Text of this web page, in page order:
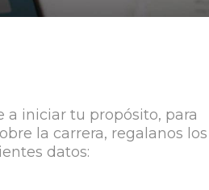
a iniciar tu propósito, para
la carrera, regalanos los
datos: